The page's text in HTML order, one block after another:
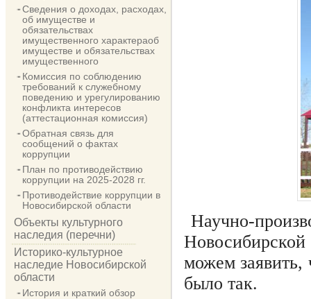
Сведения о доходах, расходах,
об имуществе и
обязательствах
имущественного характераоб
имуществе и обязательствах
имущественного
Комиссия по соблюдению
требований к служебному
поведению и урегулированию
конфликта интересов
(аттестационная комиссия)
Обратная связь для
сообщений о фактах
коррупции
План по противодействию
коррупции на 2025-2028 гг.
Противодействие коррупции в
Новосибирской области
Объекты культурного
наследия (перечни)
Историко-культурное
наследие Новосибирской
области
История и краткий обзор
Научно-
можем
было так.